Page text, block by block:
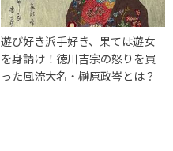
遊び好き派手好き、果ては遊女
を身請け！徳川吉宗の怒りを買
った風流大名・榊原政岑とは？